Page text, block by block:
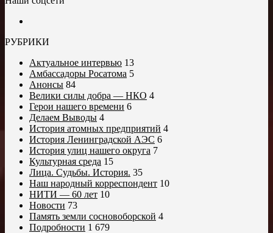
РУБРИКИ
Актуальное интервью 13
Амбассадоры Росатома 5
Анонсы 84
Велики силы добра — НКО 4
Герои нашего времени 6
Делаем Выводы 4
История атомных предприятий 4
История Ленинградской АЭС 6
История улиц нашего округа 7
Культурная среда 15
Лица. Судьбы. История. 35
Наш народный корреспондент 10
НИТИ — 60 лет 10
Новости 73
Память земли сосновоборской 4
Подробности 1 679